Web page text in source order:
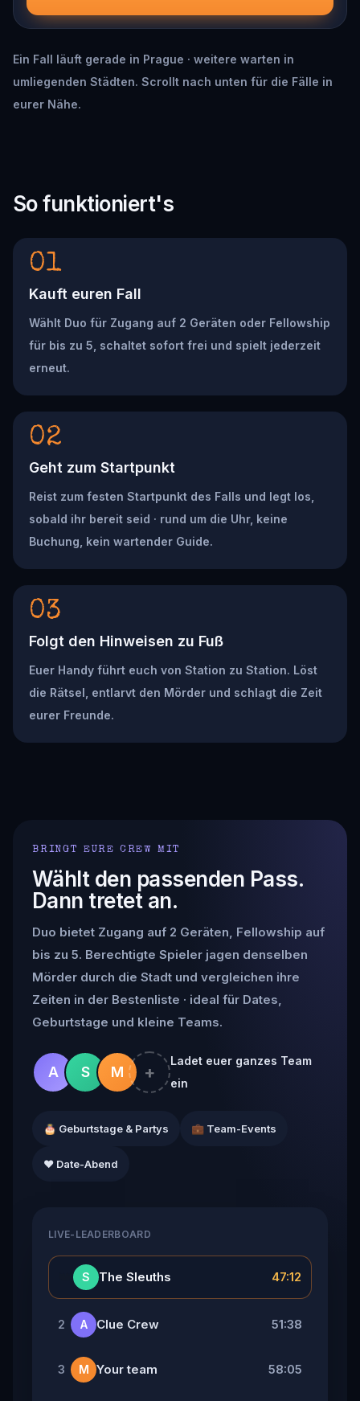
Ein Fall läuft gerade in Prague · weitere warten in
umliegenden Städten. Scrollt nach unten für die Fälle in
eurer Nähe.
So funktioniert's
01
Kauft euren Fall
Wählt Duo für Zugang auf 2 Geräten oder Fellowship
für bis zu 5, schaltet sofort frei und spielt jederzeit
erneut.
02
Geht zum Startpunkt
Reist zum festen Startpunkt des Falls und legt los,
sobald ihr bereit seid · rund um die Uhr, keine
Buchung, kein wartender Guide.
03
Folgt den Hinweisen zu Fuß
Euer Handy führt euch von Station zu Station. Löst
die Rätsel, entlarvt den Mörder und schlagt die Zeit
eurer Freunde.
BRINGT EURE CREW MIT
Wählt den passenden Pass.
Dann tretet an.
Duo bietet Zugang auf 2 Geräten, Fellowship auf
bis zu 5. Berechtigte Spieler jagen denselben
Mörder durch die Stadt und vergleichen ihre
Zeiten in der Bestenliste · ideal für Dates,
Geburtstage und kleine Teams.
A S M +
Ladet euer ganzes Team
ein
🎂 Geburtstage & Partys 💼 Team-Events
❤️ Date-Abend
LIVE-LEADERBOARD
S The Sleuths 47:12
2 A Clue Crew 51:38
3 M Your team 58:05